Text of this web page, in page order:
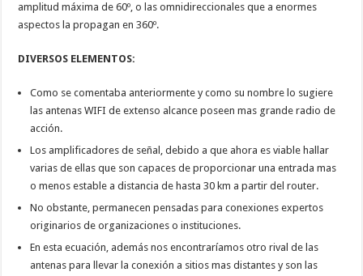
amplitud máxima de 60º, o las omnidireccionales que a enormes
aspectos la propagan en 360º.
DIVERSOS ELEMENTOS:
Como se comentaba anteriormente y como su nombre lo sugiere
las antenas WIFI de extenso alcance poseen mas grande radio de
acción.
Los amplificadores de señal, debido a que ahora es viable hallar
varias de ellas que son capaces de proporcionar una entrada mas
o menos estable a distancia de hasta 30 km a partir del router.
No obstante, permanecen pensadas para conexiones expertos
originarios de organizaciones o instituciones.
En esta ecuación, además nos encontraríamos otro rival de las
antenas para llevar la conexión a sitios mas distantes y son las